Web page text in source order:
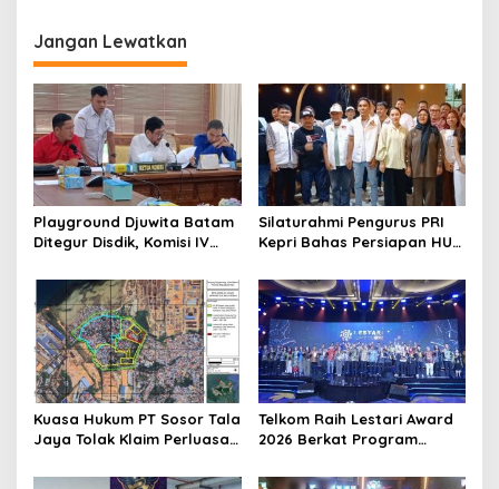
g
a
s
i
p
o
s
Jangan Lewatkan
Playground Djuwita Batam
Ditegur Disdik, Komisi IV
Silaturahmi Pengurus PRI
Kepri Bahas Persiapan HUT
Konsolidasi Partai
Kuasa Hukum PT Sosor Tala
Jaya Tolak Klaim Perluasan
Telkom Raih Lestari Award
2026 Berkat Program
Digital